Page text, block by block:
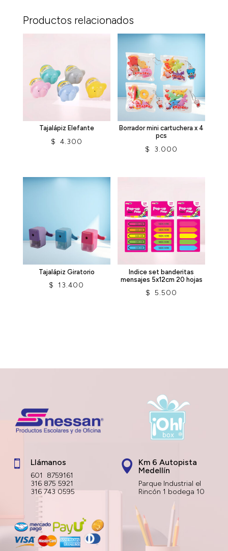
Productos relacionados
Tajalápiz Elefante
$ 4.300
Borrador mini cartuchera x 4
pcs
$ 3.000
Tajalápiz Giratorio
$ 13.400
Indice set banderitas
mensajes 5x12cm 20 hojas
$ 5.500
 Llámanos
601 8759161
316 875 5921
316 743 0595

Km 6 Autopista
Medellín
Parque Industrial el
Rincón 1 bodega 10